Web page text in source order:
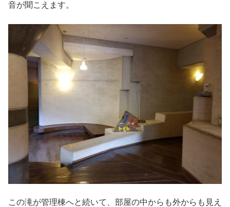
音が聞こえます。
この滝が管理棟へと続いて、部屋の中からも外からも見え